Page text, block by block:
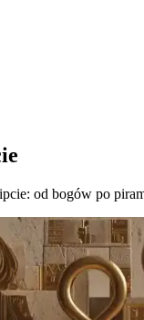
od bogów po